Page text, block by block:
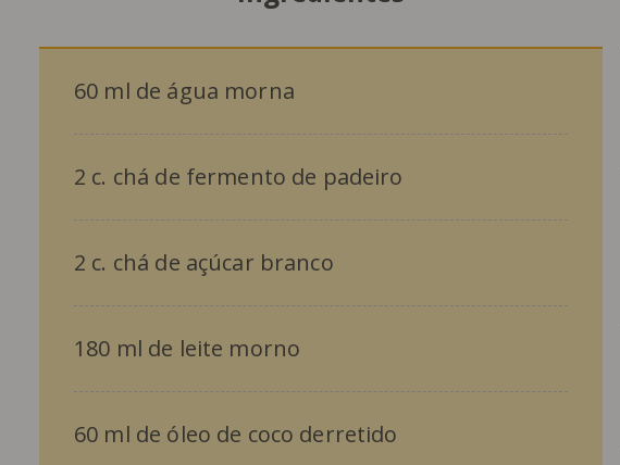
60 ml de água morna
2 c. chá de fermento de padeiro
2 c. chá de açúcar branco
180 ml de leite morno
60 ml de óleo de coco derretido